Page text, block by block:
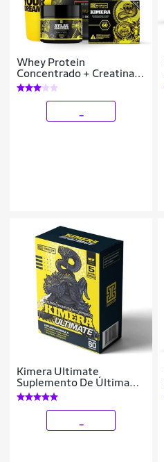
Whey Protein
Concentrado + Creatina
90g + Kimera thermo +
Shaker Iridium Labs
Kimera Ultimate
Suplemento De Última
Geração - Iridium Labs